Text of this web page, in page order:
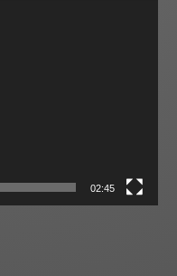
02:45